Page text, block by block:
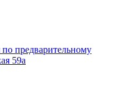
предварительному
59а